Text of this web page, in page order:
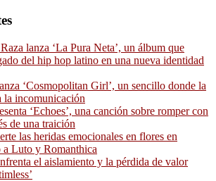
lanza ‘La Pura Neta’, un álbum que
del hip hop latino en una nueva identidad
‘Cosmopolitan Girl’, un sencillo donde la
la incomunicación
‘Echoes’, una canción sobre romper con
de una traición
las heridas emocionales en flores en
a Luto y Romanthica
el aislamiento y la pérdida de valor